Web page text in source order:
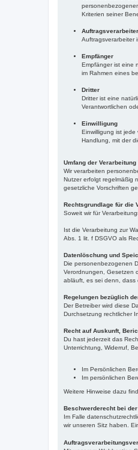
Kriterien seiner
Auftragsverarbeiter
Auftragsverarbeiter
Empfänger
Empfänger ist eine
im Rahmen eines
Dritter
Dritter ist eine
Verantwortlichen
Einwilligung
Einwilligung ist
Handlung, mit der
Umfang der
Wir verarbeiten
Nutzer erfolgt regelmäßig
gesetzliche Vorschriften
Rechtsgrundlage für die
Soweit wir für
Ist die Verarbeitung zur
Abs. 1 lit. f DSGVO als
Datenlöschung und
Die personenbezogenen
Verordnungen, Gesetzen
abläuft, es sei denn, dass
Regelungen bezüglich
Der Betreiber wird diese
Durchsetzung rechtlicher
Recht auf Auskunft,
Du hast jederzeit das
Unterrichtung, Widerruf,
Im Persönlichen
Im persönlichen
Weitere Hinweise dazu
Beschwerderecht bei
Im Falle
wir unseren Sitz haben.